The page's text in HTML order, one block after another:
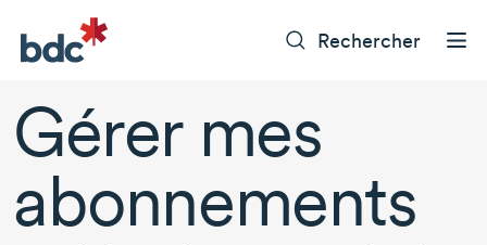
Rechercher
Gérer mes
abonnements